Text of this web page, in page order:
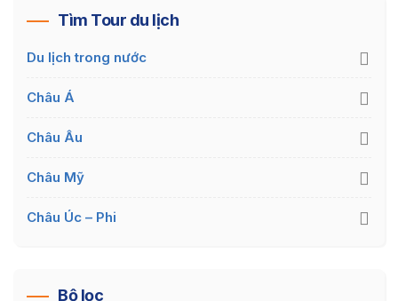
Tìm Tour du lịch
Du lịch trong nước
Châu Á
Châu Âu
Châu Mỹ
Châu Úc – Phi
Bộ lọc